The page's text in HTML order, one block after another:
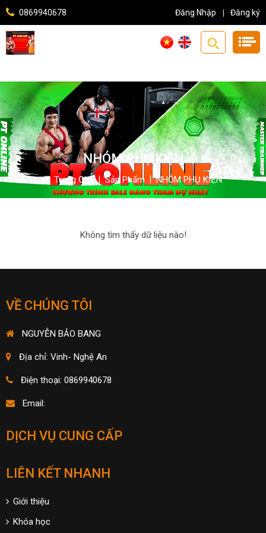
0869940678 Đăng Nhập Đăng ký
NHÓM PHỤ KIỆN
Trang Chủ | Sản Phẩm | NHÓM PHỤ KIỆN
Không tìm thấy dữ liệu nào!
VỀ CHÚNG TÔI
NGUYỄN BẢO BANG
Địa chỉ: Vinh- Nghệ An
Điện thoại: 0869940678
Email:
DỊCH VỤ CUNG CẤP
LIÊN KẾT NHANH
Giới thiệu
Khóa học